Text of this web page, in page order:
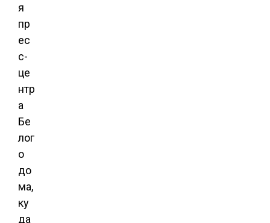
я
пр
ес
с-
це
нтр
а
Бе
лог
о
до
ма,
ку
да